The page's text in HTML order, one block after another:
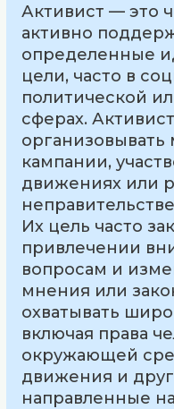
Активист — это
активно
определенные
цели, часто в
политической
сферах.
кампании,
движениях или
Их цель часто
привлечении
вопросам и
мнения или
охватывать
включая права
окружающей
движения и
направленные